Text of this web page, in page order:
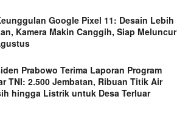
Google Pixel 11: Desain Lebih
Kamera Makin Canggih, Siap Meluncur
Prabowo Terima Laporan Program
TNI: 2.500 Jembatan, Ribuan Titik Air
hingga Listrik untuk Desa Terluar